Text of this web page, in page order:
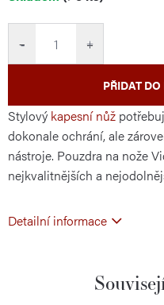
+
−
PŘIDAT
Stylový kapesní nůž
dokonale ochrání, ale
nástroje. Pouzdra na nože
nejkvalitnějších a
Detailní informace